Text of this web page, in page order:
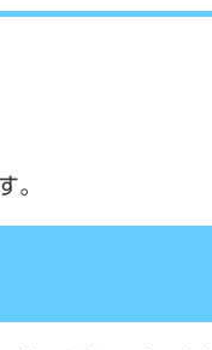
。​​​​